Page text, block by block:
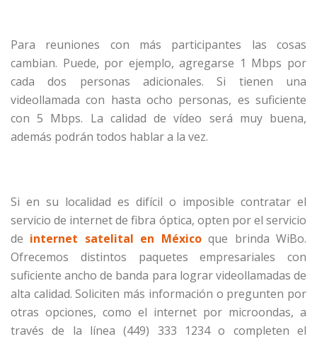
Para reuniones con más participantes las cosas
cambian. Puede, por ejemplo, agregarse 1 Mbps por
cada dos personas adicionales. Si tienen una
videollamada con hasta ocho personas, es suficiente
con 5 Mbps. La calidad de vídeo será muy buena,
además podrán todos hablar a la vez.
Si en su localidad es difícil o imposible contratar el
servicio de internet de fibra óptica, opten por el servicio
de internet satelital en Méxicoque brinda WiBo.
Ofrecemos distintos paquetes empresariales con
suficiente ancho de banda para lograr videollamadas de
alta calidad. Soliciten más información o pregunten por
otras opciones, como el internet por microondas, a
través de la línea (449) 333 1234 o completen el